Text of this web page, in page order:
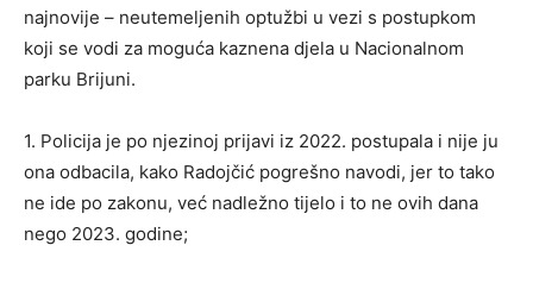
najnovije – neutemeljenih optužbi u vezi s postupkom
koji se vodi za moguća kaznena djela u Nacionalnom
parku Brijuni.
1. Policija je po njezinoj prijavi iz 2022. postupala i nije ju
ona odbacila, kako Radojčić pogrešno navodi, jer to tako
ne ide po zakonu, već nadležno tijelo i to ne ovih dana
nego 2023. godine;